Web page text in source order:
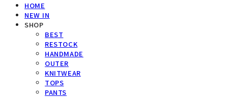
HOME
NEW IN
SHOP
BEST
RESTOCK
HANDMADE
OUTER
KNITWEAR
TOPS
PANTS